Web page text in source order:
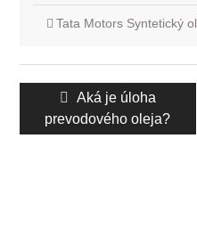
Tata Motors Syntetický
Navigácia
príspevkoch
Predchádzajúci
príspevok:
Aká je úloha
prevodového oleja?